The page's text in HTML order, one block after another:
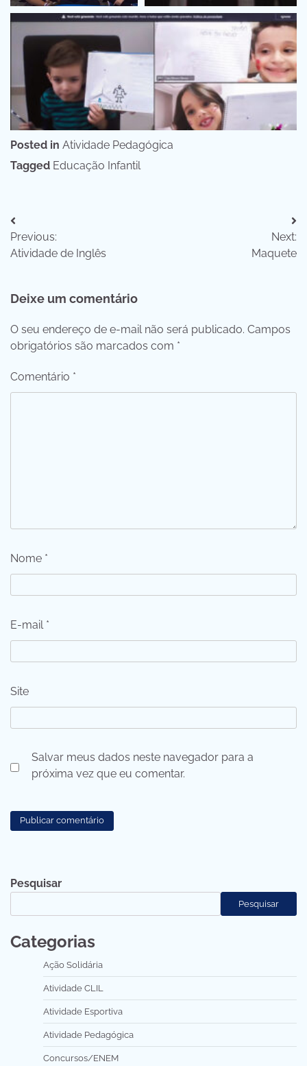
Posted in Atividade Pedagógica
Tagged Educação Infantil
Navegação
de
Previous:
Atividade de Inglês
Next:
Maquete
Deixe um comentário
O seu endereço de e-mail não será publicado. Campos
obrigatórios são marcados com *
Comentário *
Nome *
E-mail *
Site
Salvar meus dados neste navegador para a
próxima vez que eu comentar.
Pesquisar
Pesquisar
Categorias
Ação Solidária
Atividade CLIL
Atividade Esportiva
Atividade Pedagógica
Concursos/ENEM